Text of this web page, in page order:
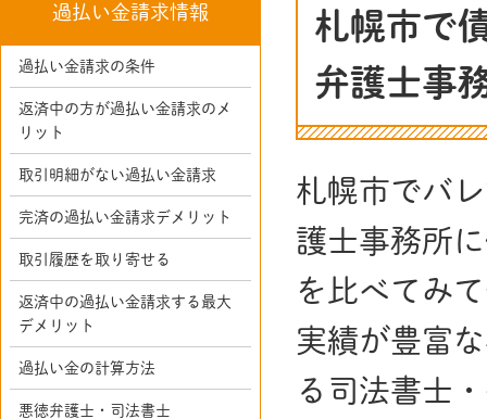
札幌市で
弁護士事
札幌市でバ
護士事務所
を比べてみ
実績が豊富
る司法書士
過払い金請求情報
過払い金請求の条件
返済中の方が過払い金請求のメ
リット
取引明細がない過払い金請求
完済の過払い金請求デメリット
取引履歴を取り寄せる
返済中の過払い金請求する最大
デメリット
過払い金の計算方法
悪徳弁護士・司法書士